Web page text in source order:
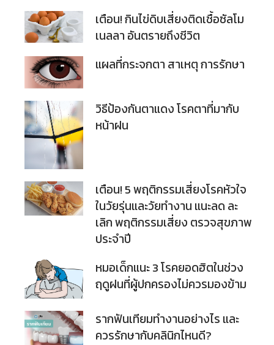
เตือน! กินไข่ดิบเสี่ยงติดเชื้อซัลโม
เนลลา อันตรายถึงชีวิต
แผลที่กระจกตา สาเหตุ การรักษา
วิธีป้องกันตาแดง โรคตาที่มากับ
หน้าฝน
เตือน! 5 พฤติกรรมเสี่ยงโรคหัวใจ
ในวัยรุ่นและวัยทำงาน แนะลด ละ
เลิก พฤติกรรมเสี่ยง ตรวจสุขภาพ
ประจำปี
หมอเด็กแนะ 3 โรคยอดฮิตในช่วง
ฤดูฝนที่ผู้ปกครองไม่ควรมองข้าม
รากฟันเทียมทำงานอย่างไร และ
ควรรักษากับคลินิกไหนดี?